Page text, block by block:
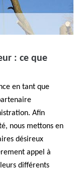
: ce que
en tant que
Afin
nous mettons en
désireux
appel à
différents